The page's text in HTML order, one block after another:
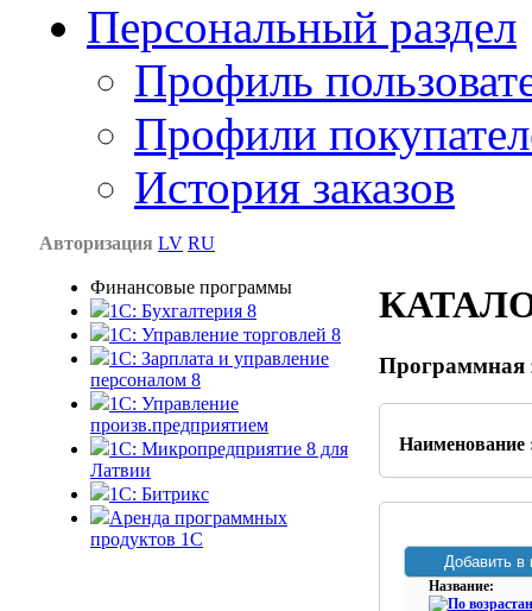
Персональный раздел
Профиль
Профили
История заказов
Авторизация LV RU
Финансовые программы
1С: Бухгалтерия 8
1C: Управление торговлей 8
1C: Зарплата и управление
персоналом 8
1C: Управление
произв.предприятием
1С: Микропредприятие 8 для
Латвии
1C: Битрикс
Аренда программных
продуктов 1С
Программная
Наименование
Название: